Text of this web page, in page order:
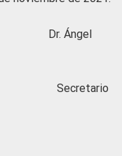
Dr. Ángel
Secretario